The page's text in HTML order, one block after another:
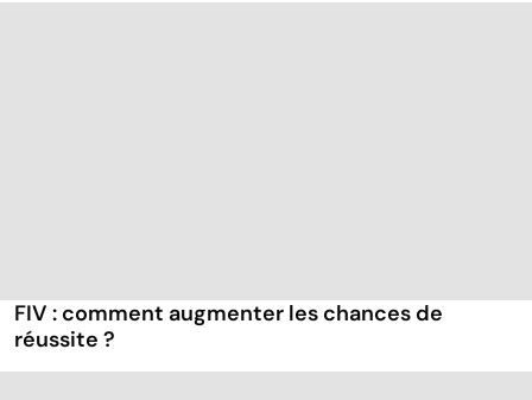
FIV : comment augmenter les chances de
réussite ?